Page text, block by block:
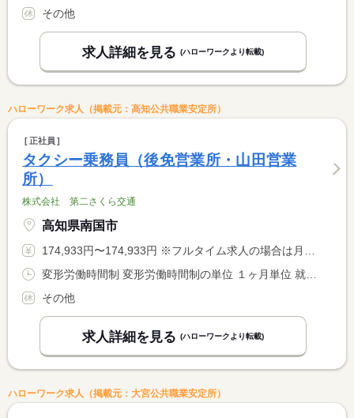
その他
求人詳細を見る (ハローワークより転載)
ハローワーク求人（掲載元：高知公共職業安定所）
正社員
タクシー乗務員（後免営業所・山田営業
所）
株式会社 第二さくら交通
高知県南国市
174,933円〜174,933円 ※フルタイム求人の場合は月額（換算額）、パート求人の場合は時間額を表示しています。
変形労働時間制 変形労働時間制の単位 １ヶ月単位 就業時間１ 6時00分〜18時00分 就業時間２ 9時00分〜0時00分
その他
求人詳細を見る (ハローワークより転載)
ハローワーク求人（掲載元：大宮公共職業安定所）